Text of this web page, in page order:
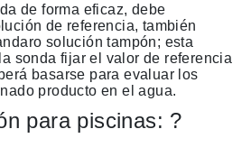
de forma eficaz, debe
de referencia, también
o solución tampón; esta
sonda fijar el valor de referencia
basarse para evaluar los
producto en el agua.
para piscinas: ?